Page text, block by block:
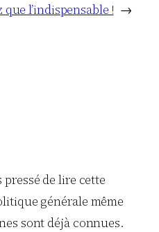
que l’indispensable ! →
de lire cette
générale même
sont déjà connues.